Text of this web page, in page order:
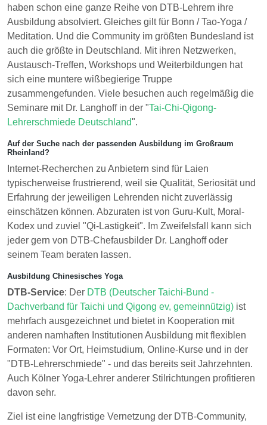
haben schon eine ganze Reihe von DTB-Lehrern ihre
Ausbildung absolviert. Gleiches gilt für Bonn / Tao-Yoga /
Meditation. Und die Community im größten Bundesland ist
auch die größte in Deutschland. Mit ihren Netzwerken,
Austausch-Treffen, Workshops und Weiterbildungen hat
sich eine muntere wißbegierige Truppe
zusammengefunden. Viele besuchen auch regelmäßig die
Seminare mit Dr. Langhoff in der "Tai-Chi-Qigong-
Lehrerschmiede Deutschland".
Auf der Suche nach der passenden Ausbildung im Großraum
Rheinland?
Internet-Recherchen zu Anbietern sind für Laien
typischerweise frustrierend, weil sie Qualität, Seriosität und
Erfahrung der jeweiligen Lehrenden nicht zuverlässig
einschätzen können. Abzuraten ist von Guru-Kult, Moral-
Kodex und zuviel "Qi-Lastigkeit". Im Zweifelsfall kann sich
jeder gern von DTB-Chefausbilder Dr. Langhoff oder
seinem Team beraten lassen.
Ausbildung Chinesisches Yoga
DTB-Service: Der DTB (Deutscher Taichi-Bund -
Dachverband für Taichi und Qigong ev, gemeinnützig) ist
mehrfach ausgezeichnet und bietet in Kooperation mit
anderen namhaften Institutionen Ausbildung mit flexiblen
Formaten: Vor Ort, Heimstudium, Online-Kurse und in der
"DTB-Lehrerschmiede" - und das bereits seit Jahrzehnten.
Auch Kölner Yoga-Lehrer anderer Stilrichtungen profitieren
davon sehr.
Ziel ist eine langfristige Vernetzung der DTB-Community,